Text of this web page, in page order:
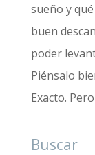
sueño y
buen
poder
Piénsalo
Exacto.
Buscar